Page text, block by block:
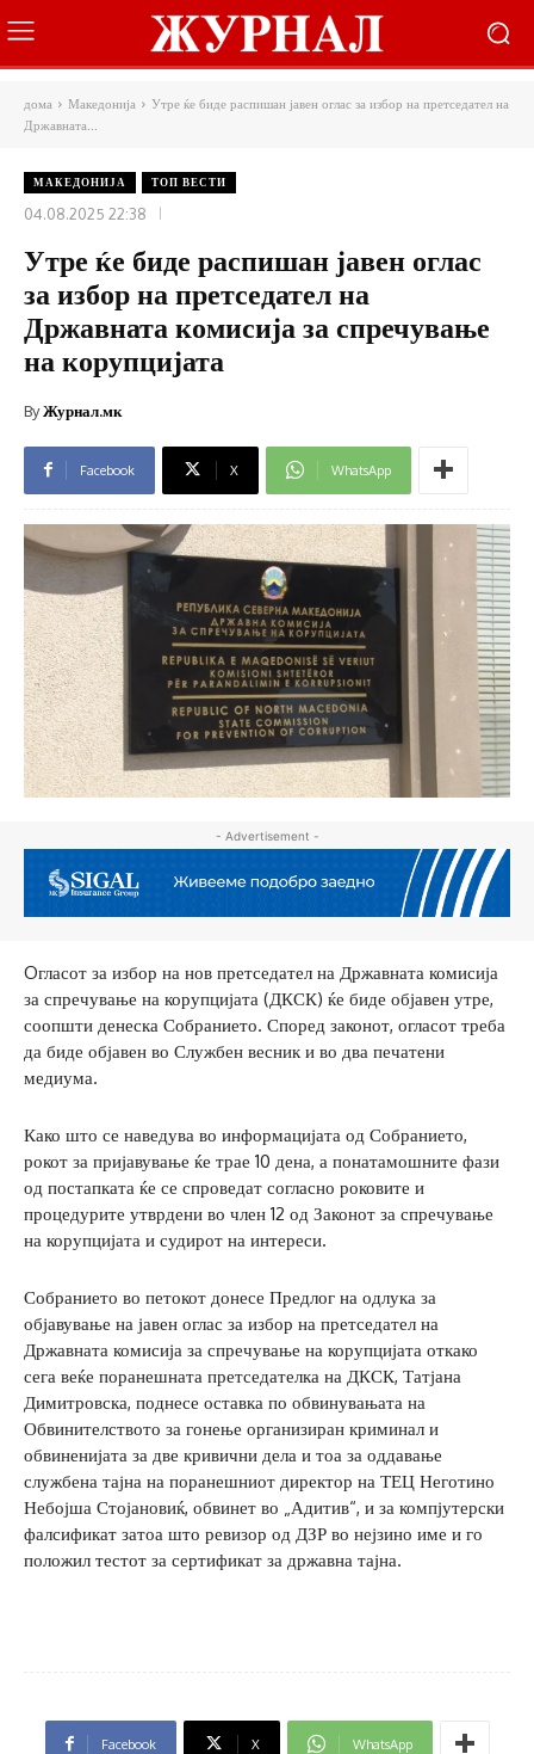
дома Македонија
Утре ќе биде распишан јавен оглас за избор на претседател на
Државната...
МАКЕДОНИЈА ТОП ВЕСТИ
04.08.2025 22:38
Утре ќе биде распишан јавен оглас
за избор на претседател на
Државната комисија за спречување
на корупцијата
ByЖурнал.мк
Facebook X WhatsApp
- Advertisement -
Oгласот за избор на нов претседател на Државната комисија
за спречување на корупцијата (ДКСК) ќе биде објавен утре,
соопшти денеска Собранието. Според законот, огласот треба
да биде објавен во Службен весник и во два печатени
медиума.
Како што се наведува во информацијата од Собранието,
рокот за пријавување ќе трае 10 дена, а понатамошните фази
од постапката ќе се спроведат согласно роковите и
процедурите утврдени во член 12 од Законот за спречување
на корупцијата и судирот на интереси.
Собранието во петокот донесе Предлог на одлука за
објавување на јавен оглас за избор на претседател на
Државната комисија за спречување на корупцијата откако
сега веќе поранешната претседателка на ДКСК, Татјана
Димитровска, поднесе оставка по обвинувањата на
Обвинителството за гонење организиран криминал и
обвиненијата за две кривични дела и тоа за оддавање
службена тајна на поранешниот директор на ТЕЦ Неготино
Небојша Стојановиќ, обвинет во „Адитив“, и за компјутерски
фалсификат затоа што ревизор од ДЗР во нејзино име и го
положил тестот за сертификат за државна тајна.
Facebook X WhatsApp